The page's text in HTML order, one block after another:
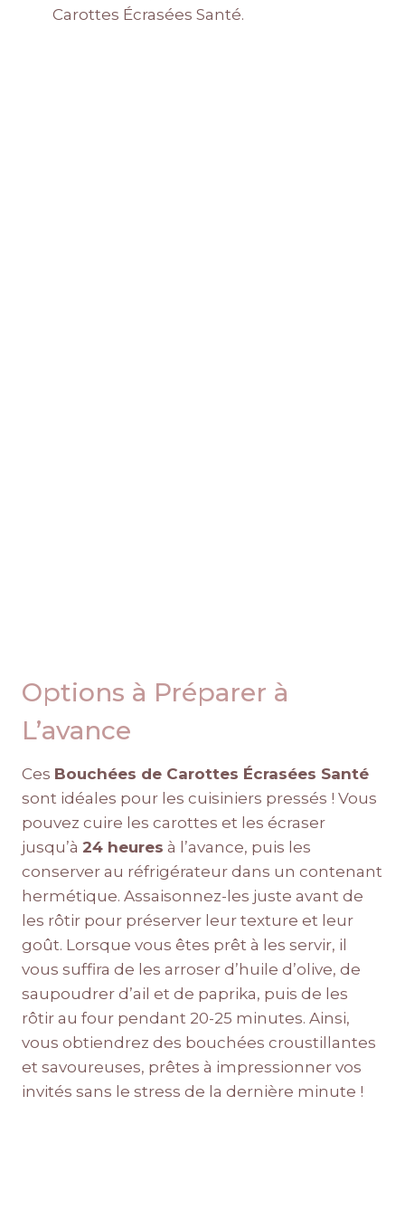
Carottes Écrasées Santé.
Options à Préparer à
L’avance
Ces Bouchées de Carottes Écrasées Santé
sont idéales pour les cuisiniers pressés ! Vous
pouvez cuire les carottes et les écraser
jusqu’à 24 heures à l’avance, puis les
conserver au réfrigérateur dans un contenant
hermétique. Assaisonnez-les juste avant de
les rôtir pour préserver leur texture et leur
goût. Lorsque vous êtes prêt à les servir, il
vous suffira de les arroser d’huile d’olive, de
saupoudrer d’ail et de paprika, puis de les
rôtir au four pendant 20-25 minutes. Ainsi,
vous obtiendrez des bouchées croustillantes
et savoureuses, prêtes à impressionner vos
invités sans le stress de la dernière minute !